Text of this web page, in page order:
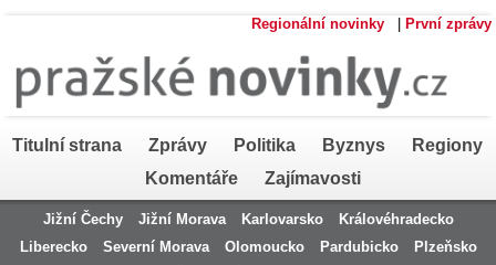
Regionální novinky První zprávy
Titulní strana Zprávy Politika Byznys
Regiony
Komentáře
Zajímavosti
Jižní Čechy Jižní Morava Karlovarsko
Královéhradecko
Liberecko
Severní Morava Olomoucko Pardubicko
Plzeňsko